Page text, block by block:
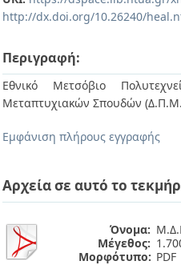
http://dx.doi.org/10.26240/
Περιγραφή:
Εθνικό Μετσόβιο
Μεταπτυχιακών Σπουδών
Εμφάνιση πλήρους εγγραφής
Αρχεία σε αυτό το
Όνομα:
Μέγεθος:
Μορφότυπο: PDF